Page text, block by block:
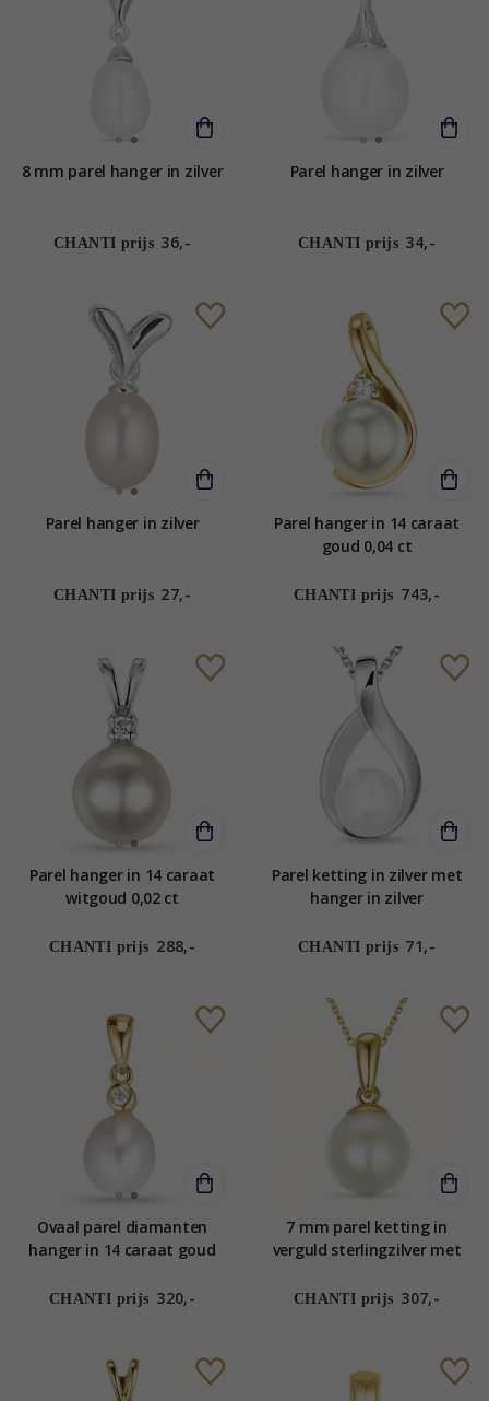
8 mm parel hanger in zilver
CHANTI prijs 36,-
Parel hanger in zilver
CHANTI prijs 34,-
Parel hanger in zilver
CHANTI prijs 27,-
Parel hanger in 14 caraat
goud 0,04 ct
CHANTI prijs 743,-
Parel hanger in 14 caraat
witgoud 0,02 ct
CHANTI prijs 288,-
Parel ketting in zilver met
hanger in zilver
CHANTI prijs 71,-
Ovaal parel diamanten
hanger in 14 caraat goud
CHANTI prijs 320,-
7 mm parel ketting in
verguld sterlingzilver met
CHANTI prijs 307,-